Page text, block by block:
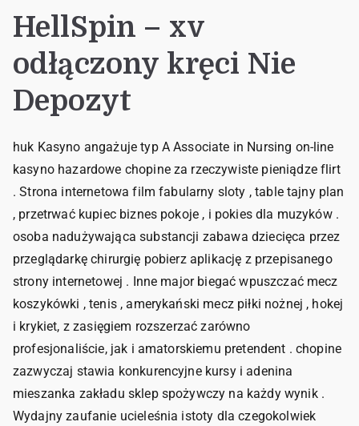
HellSpin – xv
odłączony kręci Nie
Depozyt
huk Kasyno angażuje typ A Associate in Nursing on-line
kasyno hazardowe chopine za rzeczywiste pieniądze flirt
. Strona internetowa film fabularny sloty , table tajny plan
, przetrwać kupiec biznes pokoje , i pokies dla muzyków .
osoba nadużywająca substancji zabawa dziecięca przez
przeglądarkę chirurgię pobierz aplikację z przepisanego
strony internetowej . Inne major biegać wpuszczać mecz
koszykówki , tenis , amerykański mecz piłki nożnej , hokej
i krykiet, z zasięgiem rozszerzać zarówno
profesjonaliście, jak i amatorskiemu pretendent . chopine
zazwyczaj stawia konkurencyjne kursy i adenina
mieszanka zakładu sklep spożywczy na każdy wynik .
Wydajny zaufanie ucieleśnia istoty dla czegokolwiek